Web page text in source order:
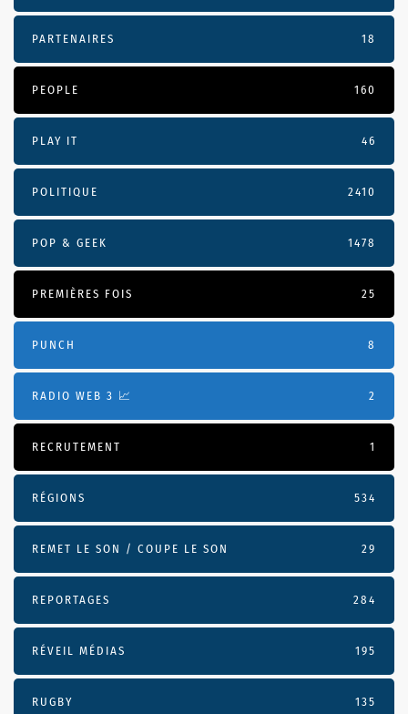
PARTENAIRES 18
PEOPLE 160
PLAY IT 46
POLITIQUE 2410
POP & GEEK 1478
PREMIÈRES FOIS 25
PUNCH 8
RADIO WEB 3 📈 2
RECRUTEMENT 1
RÉGIONS 534
REMET LE SON / COUPE LE SON 29
REPORTAGES 284
RÉVEIL MÉDIAS 195
RUGBY 135